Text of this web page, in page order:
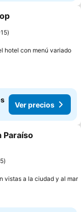
hotel con menú variado
Ver precios
Paraíso
vistas a la ciudad y al mar